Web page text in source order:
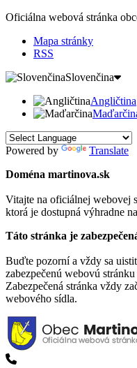
Oficiálna webová stránka
Mapa stránky
RSS
Slovenčina
Angličtina
Powered by
Translate
Doména martinova.sk
Vitajte na oficiálnej webovej
ktorá je dostupná výhradne
Táto stránka je
Buďte pozorní a vždy sa
zabezpečenú webovú
Zabezpečená stránka vždy
webového sídla.